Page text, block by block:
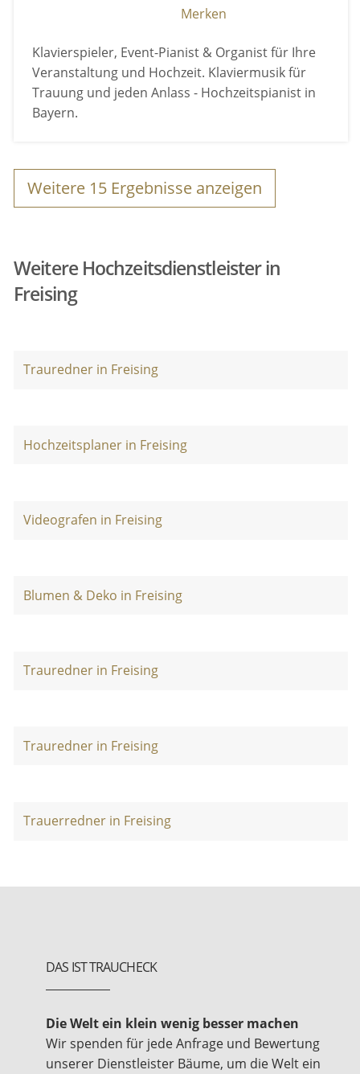
Merken
Klavierspieler, Event-Pianist & Organist für Ihre
Veranstaltung und Hochzeit. Klaviermusik für
Trauung und jeden Anlass - Hochzeitspianist in
Bayern.
Weitere 15 Ergebnisse anzeigen
Weitere Hochzeitsdienstleister in
Freising
Trauredner in Freising
Hochzeitsplaner in Freising
Videografen in Freising
Blumen & Deko in Freising
Trauredner in Freising
Trauredner in Freising
Trauerredner in Freising
DAS IST TRAUCHECK
Die Welt ein klein wenig besser machen
Wir spenden für jede Anfrage und Bewertung
unserer Dienstleister Bäume, um die Welt ein